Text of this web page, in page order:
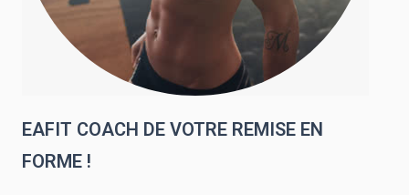
EAFIT COACH DE VOTRE REMISE EN
FORME !